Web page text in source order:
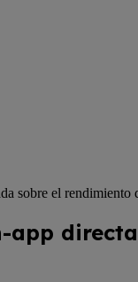
sobre el rendimiento